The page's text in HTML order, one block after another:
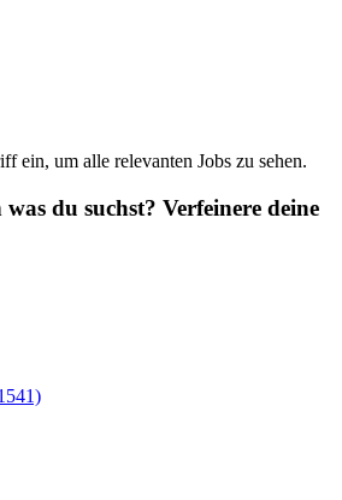
ein, um alle relevanten Jobs zu sehen.
du suchst? Verfeinere deine